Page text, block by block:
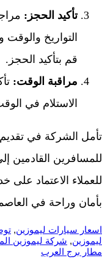
تأكيد الحجز:
التواريخ
قم بتأكيد الحجز.
مراقبة الوقت:
الاستلام في
تأمل الشركة في
للمسافرين القادمين
للعملاء الاعتماد على
بأمان وراحة في
اسعار سيارات ليموزين,
ليموزين, شركة ليموزين
مطار برج العرب